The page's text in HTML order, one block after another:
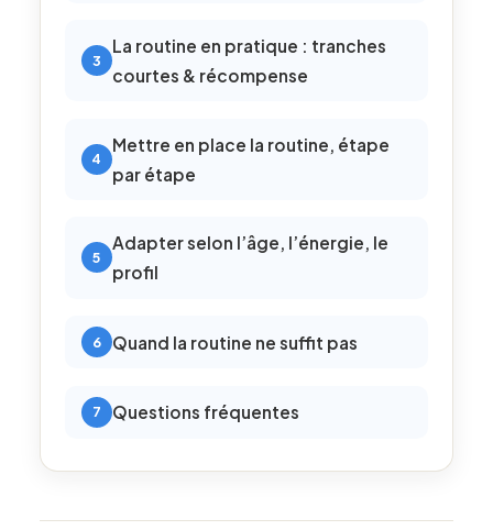
La routine en pratique : tranches
courtes & récompense
Mettre en place la routine, étape
par étape
Adapter selon l’âge, l’énergie, le
profil
Quand la routine ne suffit pas
Questions fréquentes